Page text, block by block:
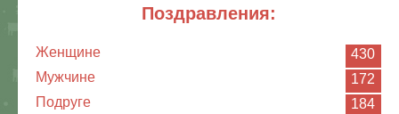
поздравления:
Женщине
430
Мужчине
172
Подруге
184